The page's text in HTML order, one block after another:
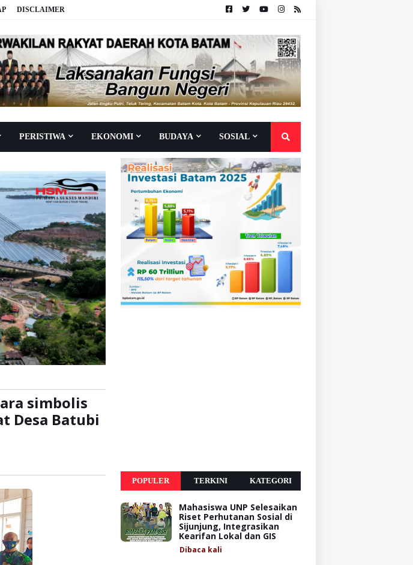
DISCLAIMER
PERISTIWA EKONOMI BUDAYA SOSIAL
simbolis
Desa Batubi
POPULER TERKINI KATEGORI
Mahasiswa UNP Selesaikan
Riset Perhutanan Sosial di
Sijunjung, Integrasikan
Kearifan Lokal dan GIS
Dibaca kali